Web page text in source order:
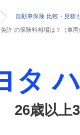
自動車保険 比較・見積
許 の保険料相場は？（車両
タ
26歳以上